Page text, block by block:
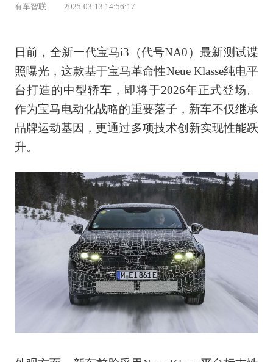
有车智联 2025-03-13 14:56:17
日前，全新一代宝马i3（代号NA0）最新测试谍
照曝光，这款基于宝马革命性Neue Klasse纯电平
台打造的中型轿车，即将于2026年正式登场。
作为宝马电动化战略的重要落子，新车不仅继承
品牌运动基因，更通过多项技术创新实现性能跃
升。